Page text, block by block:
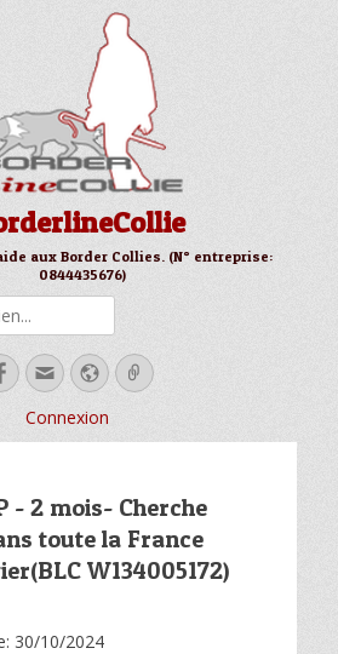
aux Border Collies. (N° entreprise:
0844435676)
Facebook
EmailSite
web
Link
Connexion
- 2 mois- Cherche
toute la France
W134005172)
30/10/2024